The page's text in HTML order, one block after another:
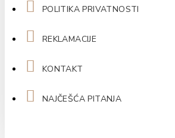
POLITIKA PRIVATNOSTI
REKLAMACIJE
KONTAKT
NAJČEŠĆA PITANJA